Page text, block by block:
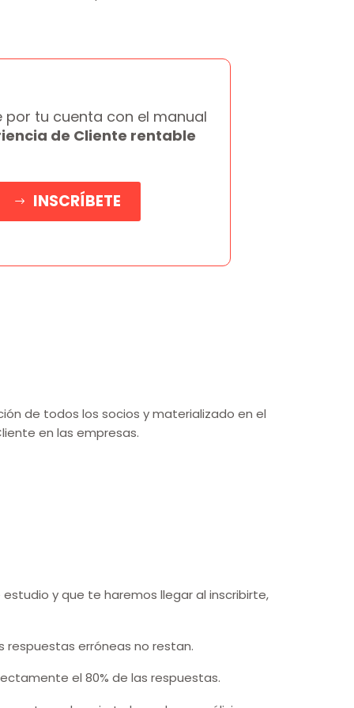
tu cuenta con el manual
de Cliente rentable
$ INSCRÍBETE
de todos los socios y materializado en el
en las empresas.
y que te haremos llegar al inscribirte,
respuestas erróneas no restan.
el 80% de las respuestas.